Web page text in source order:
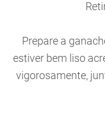
Prepare a
estiver bem liso
vigorosamente,